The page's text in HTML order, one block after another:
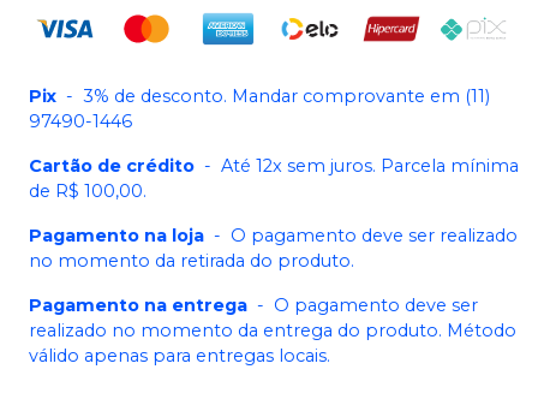
Pix - 3% de desconto. Mandar comprovante em (11)
97490-1446
Cartão de crédito - Até 12x sem juros. Parcela mínima
de R$ 100,00.
Pagamento na loja - O pagamento deve ser realizado
no momento da retirada do produto.
Pagamento na entrega - O pagamento deve ser
realizado no momento da entrega do produto. Método
válido apenas para entregas locais.